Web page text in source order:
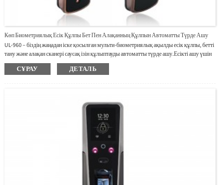
Көп Биометриялық Есік Құлпы Бет Пен Алақанның Құлпын Автоматты Түрде Ашу
UL-960 – біздің жаңадан іске қосылған мульти-биометриялық ақылды есік құлпы, бетті
тану және алақан сканері саусақ ізін құлыптауды автоматты түрде ашу.Есікті ашу үшін
контактісіз растау.Сенсорлық экранда уақыт жазбасының құлпын ашу.Түнде
инфрақызыл анықтау.Қуатты пайдаланудың ұзақ мерзімі.Адам дауысы шақыру.
СҰРАУ ДЕТАЛЬ